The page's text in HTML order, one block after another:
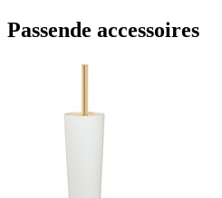
Passende accessoires